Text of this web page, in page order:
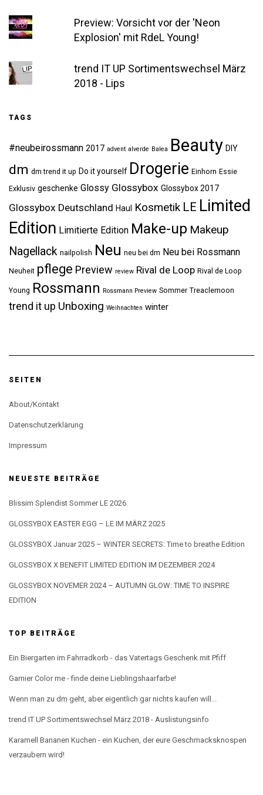
Preview: Vorsicht vor der 'Neon
Explosion' mit RdeL Young!
trend IT UP Sortimentswechsel März
2018 - Lips
TAGS
#neubeirossmann 2017 advent alverde Balea Beauty DIY
dm dm trend it up Do it yourself Drogerie Einhorn Essie
Exklusiv geschenke Glossy Glossybox Glossybox 2017
Glossybox Deutschland Haul Kosmetik LE Limited
Edition Limitierte Edition Make-up Makeup
Nagellack nailpolish Neu neu bei dm Neu bei Rossmann
Neuheit pflege Preview review Rival de Loop Rival de Loop
Young Rossmann Rossmann Preview Sommer Treaclemoon
trend it up Unboxing Weihnachten winter
SEITEN
About/Kontakt
Datenschutzerklärung
Impressum
NEUESTE BEITRÄGE
Blissim Splendist Sommer LE 2026
GLOSSYBOX EASTER EGG – LE IM MÄRZ 2025
GLOSSYBOX Januar 2025 – WINTER SECRETS: Time to breathe Edition
GLOSSYBOX X BENEFIT LIMITED EDITION IM DEZEMBER 2024
GLOSSYBOX NOVEMER 2024 – AUTUMN GLOW: TIME TO INSPIRE
EDITION
TOP BEITRÄGE
Ein Biergarten im Fahrradkorb - das Vatertags Geschenk mit Pfiff
Garnier Color me - finde deine Lieblingshaarfarbe!
Wenn man zu dm geht, aber eigentlich gar nichts kaufen will...
trend IT UP Sortimentswechsel März 2018 - Auslistungsinfo
Karamell Bananen Kuchen - ein Kuchen, der eure Geschmacksknospen
verzaubern wird!